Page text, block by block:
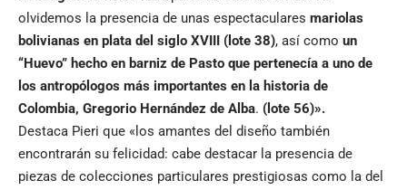
olvidemos la presencia de unas espectaculares mariolas
bolivianas en plata del siglo XVIII (lote 38), así como un
“Huevo” hecho en barniz de Pasto que pertenecía a uno de
los antropólogos más importantes en la historia de
Colombia, Gregorio Hernández de Alba. (lote 56)».
Destaca Pieri que «los amantes del diseño también
encontrarán su felicidad: cabe destacar la presencia de
piezas de colecciones particulares prestigiosas como la del